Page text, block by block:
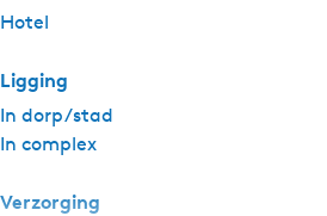
Hotel
Ligging
In dorp/stad
In complex
Verzorging